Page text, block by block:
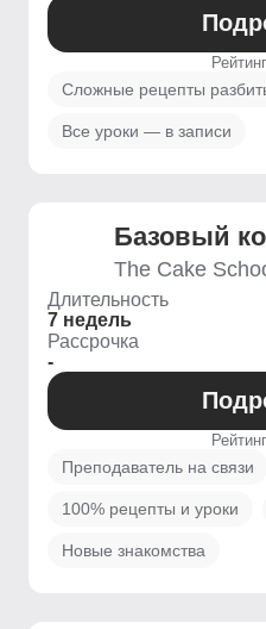
Рейтинг
Сложные рецепты
Все уроки — в записи
Базовый
The Cake
Длительность
7 недель
Рассрочка
-
Рейтинг
Преподаватель на связи
100% рецепты и уроки
Новые знакомства